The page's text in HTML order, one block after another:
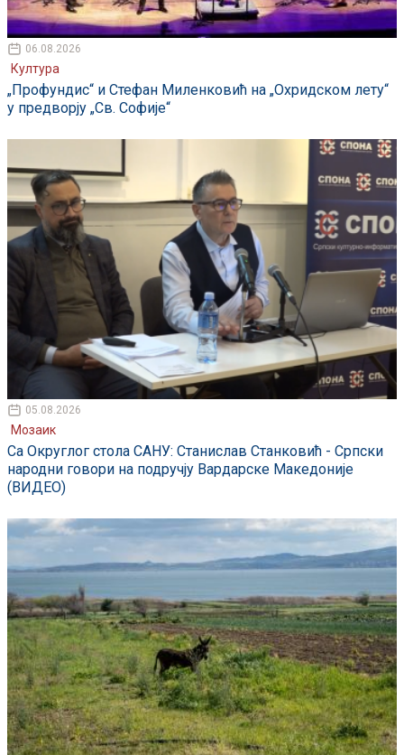
06.08.2026
Култура
„Профундис“ и Стефан Миленковић на „Охридском лету“
у предворју „Св. Софије“
05.08.2026
Мозаик
Са Округлог стола САНУ: Станислав Станковић - Српски
народни говори на подручју Вардарске Македоније
(ВИДЕО)